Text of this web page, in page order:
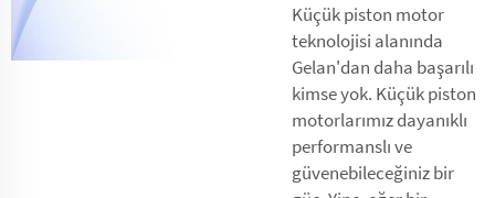
Küçük piston motor
teknolojisi alanında
Gelan'dan daha başarılı
kimse yok. Küçük piston
motorlarımız dayanıklı
performanslı ve
güvenebileceğiniz bir